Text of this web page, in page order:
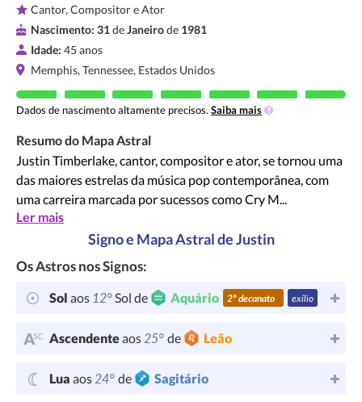
Cantor, Compositor e Ator
Nascimento: 31deJaneirode 1981
Idade: 45 anos
Memphis, Tennessee, Estados Unidos
Dados de nascimento altamente precisos. Saiba mais
Resumo do Mapa Astral
Justin Timberlake, cantor, compositor e ator, se tornou uma
das maiores estrelas da música pop contemporânea, com
uma carreira marcada por sucessos como Cry M...
Ler mais
Signo e Mapa Astral de Justin
Os Astros nos Signos:
Sol aos 12°Sol de Aquário 2º decanato exílio
Ascendenteaos25° de Leão
Lua aos24° de Sagitário